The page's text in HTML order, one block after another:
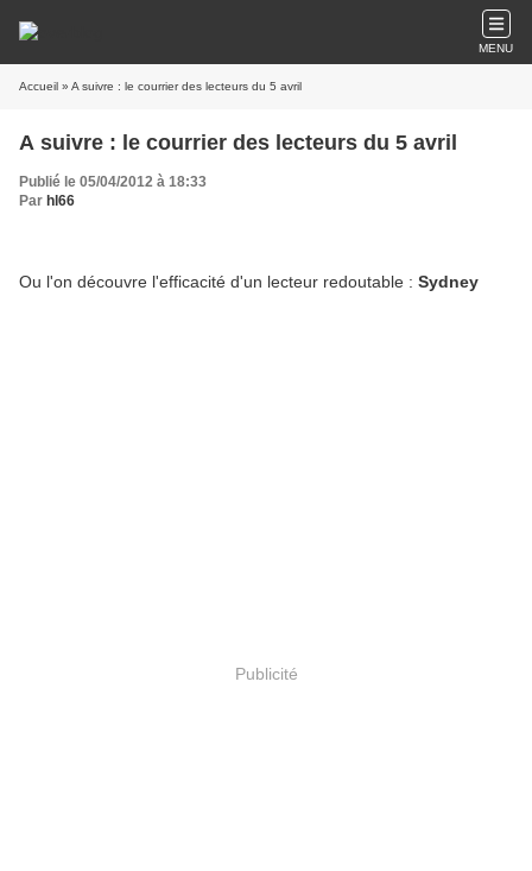
MENU
Accueil » A suivre : le courrier des lecteurs du 5 avril
A suivre : le courrier des lecteurs du 5 avril
Publié le 05/04/2012 à 18:33
Par hl66
Ou l'on découvre l'efficacité d'un lecteur redoutable : Sydney
Publicité